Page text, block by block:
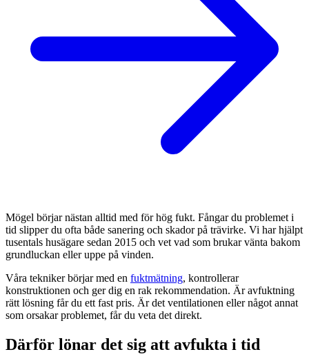
Mögel börjar nästan alltid med för hög fukt. Fångar du problemet i
tid slipper du ofta både sanering och skador på trävirke. Vi har hjälpt
tusentals husägare sedan 2015 och vet vad som brukar vänta bakom
grundluckan eller uppe på vinden.
Våra tekniker börjar med en fuktmätning, kontrollerar
konstruktionen och ger dig en rak rekommendation. Är avfuktning
rätt lösning får du ett fast pris. Är det ventilationen eller något annat
som orsakar problemet, får du veta det direkt.
Därför lönar det sig att avfukta i tid